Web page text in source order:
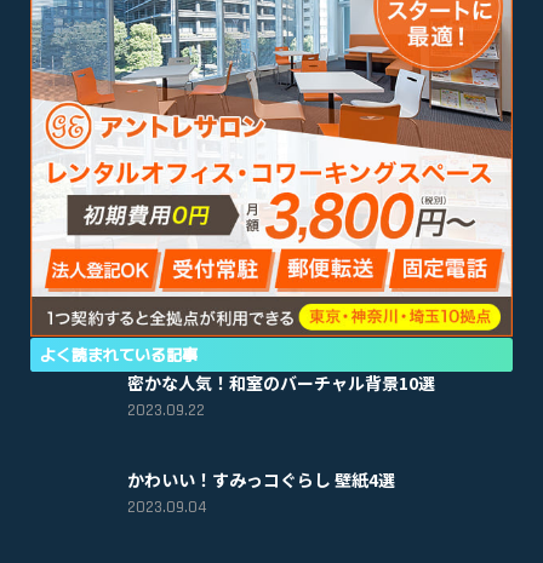
よく読まれている記事
密かな人気！和室のバーチャル背景10選
2023.09.22
かわいい！すみっコぐらし 壁紙4選
2023.09.04